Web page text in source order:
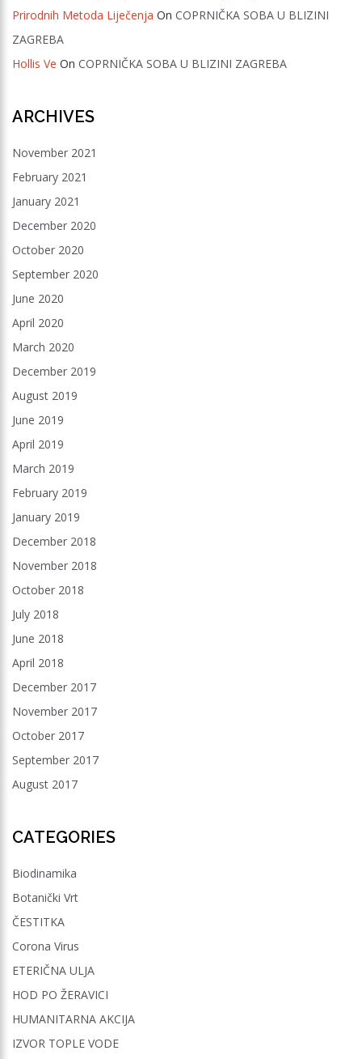
Prirodnih Metoda Liječenja On COPRNIČKA SOBA U BLIZINI
ZAGREBA
Hollis Ve On COPRNIČKA SOBA U BLIZINI ZAGREBA
ARCHIVES
November 2021
February 2021
January 2021
December 2020
October 2020
September 2020
June 2020
April 2020
March 2020
December 2019
August 2019
June 2019
April 2019
March 2019
February 2019
January 2019
December 2018
November 2018
October 2018
July 2018
June 2018
April 2018
December 2017
November 2017
October 2017
September 2017
August 2017
CATEGORIES
Biodinamika
Botanički Vrt
ČESTITKA
Corona Virus
ETERIČNA ULJA
HOD PO ŽERAVICI
HUMANITARNA AKCIJA
IZVOR TOPLE VODE